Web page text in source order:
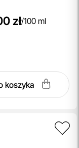
zł/100 ml
koszyka